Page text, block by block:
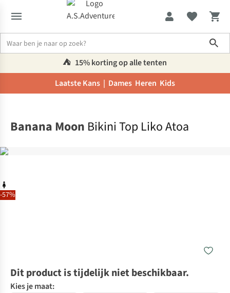
⛺️ 15% korting op alle tenten
Laatste Kans | Dames Heren Kids
-57%
Banana Moon Bikini Top Liko Atoa
Dit product is tijdelijk niet beschikbaar.
Kies je maat: